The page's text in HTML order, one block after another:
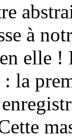
à
elle !
: la